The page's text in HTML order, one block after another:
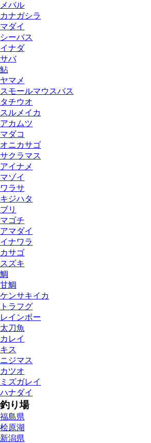
メバル
カナガシラ
マダイ
シーバス
イナダ
サバ
鮎
ヤマメ
スモールマウスバス
タチウオ
スルメイカ
アカムツ
マダコ
オニカサゴ
サクラマス
アイナメ
マゾイ
ワラサ
キジハタ
ブリ
マゴチ
アマダイ
イナワラ
カサゴ
スズキ
鯛
甘鯛
ケンサキイカ
トラフグ
レインボー
太刀魚
カレイ
キス
ニジマス
カツオ
ミズガレイ
ハナダイ
釣り場
福島県
桧原湖
新潟県